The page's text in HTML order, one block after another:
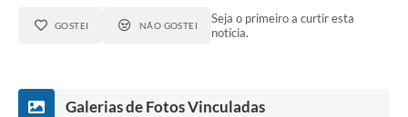
Diário Oficial
GOSTEI NÃO GOSTEI
Seja o primeiro a curtir esta
notícia.
Galerias de Fotos Vinculadas